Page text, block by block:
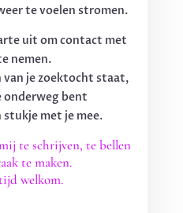
te voelen stromen.
uit om contact met
nemen.
van je zoektocht staat,
onderweg bent
stukje met je mee.
te schrijven, te bellen
te maken.
welkom.